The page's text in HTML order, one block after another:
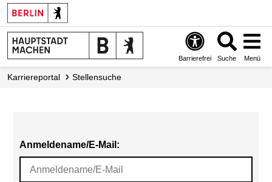
Barrierefrei Suche Menü
Karriereportal Stellensuche
Anmeldename/E-Mail: